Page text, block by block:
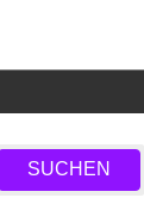
SUCHEN